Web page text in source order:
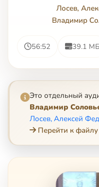
Лосев,
Владимир
56:52 39.1 МБ
Это отдельный
Владимир
Лосев, Алексей
Перейти к